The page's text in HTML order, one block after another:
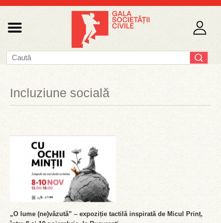
Incluziune socială
„O lume (ne)văzută” – expoziție tactilă inspirată de Micul Prinț,